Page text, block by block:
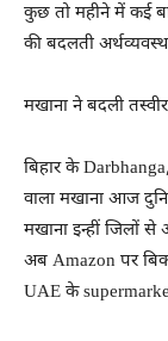
कुछ तो महीने में कई
की बदलती
मखाना ने बदली तस्वीर
बिहार के
वाला मखाना आज
मखाना इन्हीं जिलों
अब Amazon पर
UAE के